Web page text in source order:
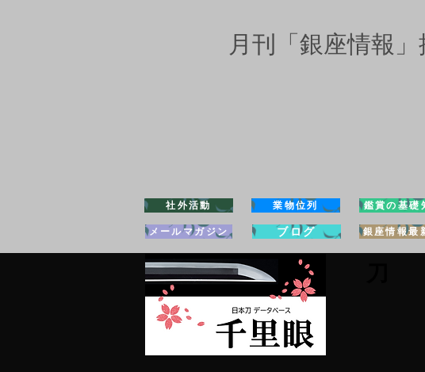
月刊「銀座情報
社外活動 業物位列 鑑賞の基礎
メールマガジン ブログ 銀座情報最